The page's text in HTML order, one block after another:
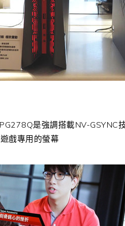
是強調搭載NV-GSYNC
戲專用的螢幕